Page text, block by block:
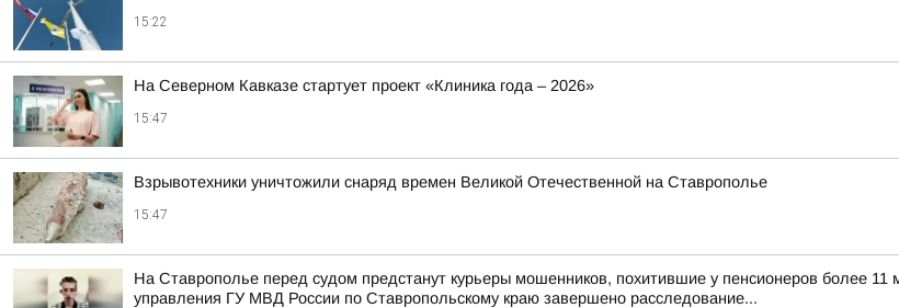
15:22
На Северном Кавказе стартует проект «Клиника года – 2026»
15:47
Взрывотехники уничтожили снаряд времен Великой Отечественной на Ставрополье
15:47
На Ставрополье перед судом предстанут курьеры мошенников, похитившие у пенсионеров более
управления ГУ МВД России по Ставропольскому краю завершено расследование...